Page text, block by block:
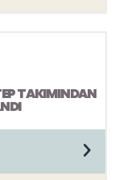
TAKIMINDAN